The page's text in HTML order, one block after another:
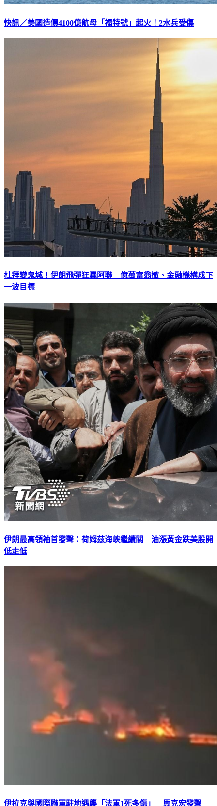
快訊／美國造價4100億航母「福特號」起火！2水兵受傷
杜拜變鬼城！伊朗飛彈狂轟阿聯 億萬富翁撤、金融機構成下
一波目標
伊朗最高領袖首發聲：荷姆茲海峽繼續關 油漲黃金跌美股開
低走低
伊拉克與國際聯軍駐地遇襲「法軍1死多傷」 馬克宏發聲